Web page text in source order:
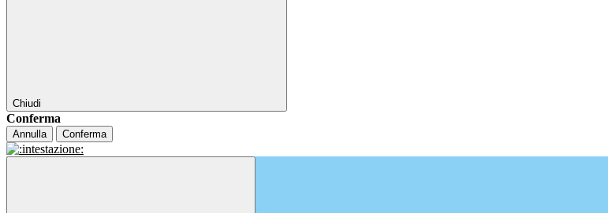
Chiudi
Conferma
Annulla Conferma